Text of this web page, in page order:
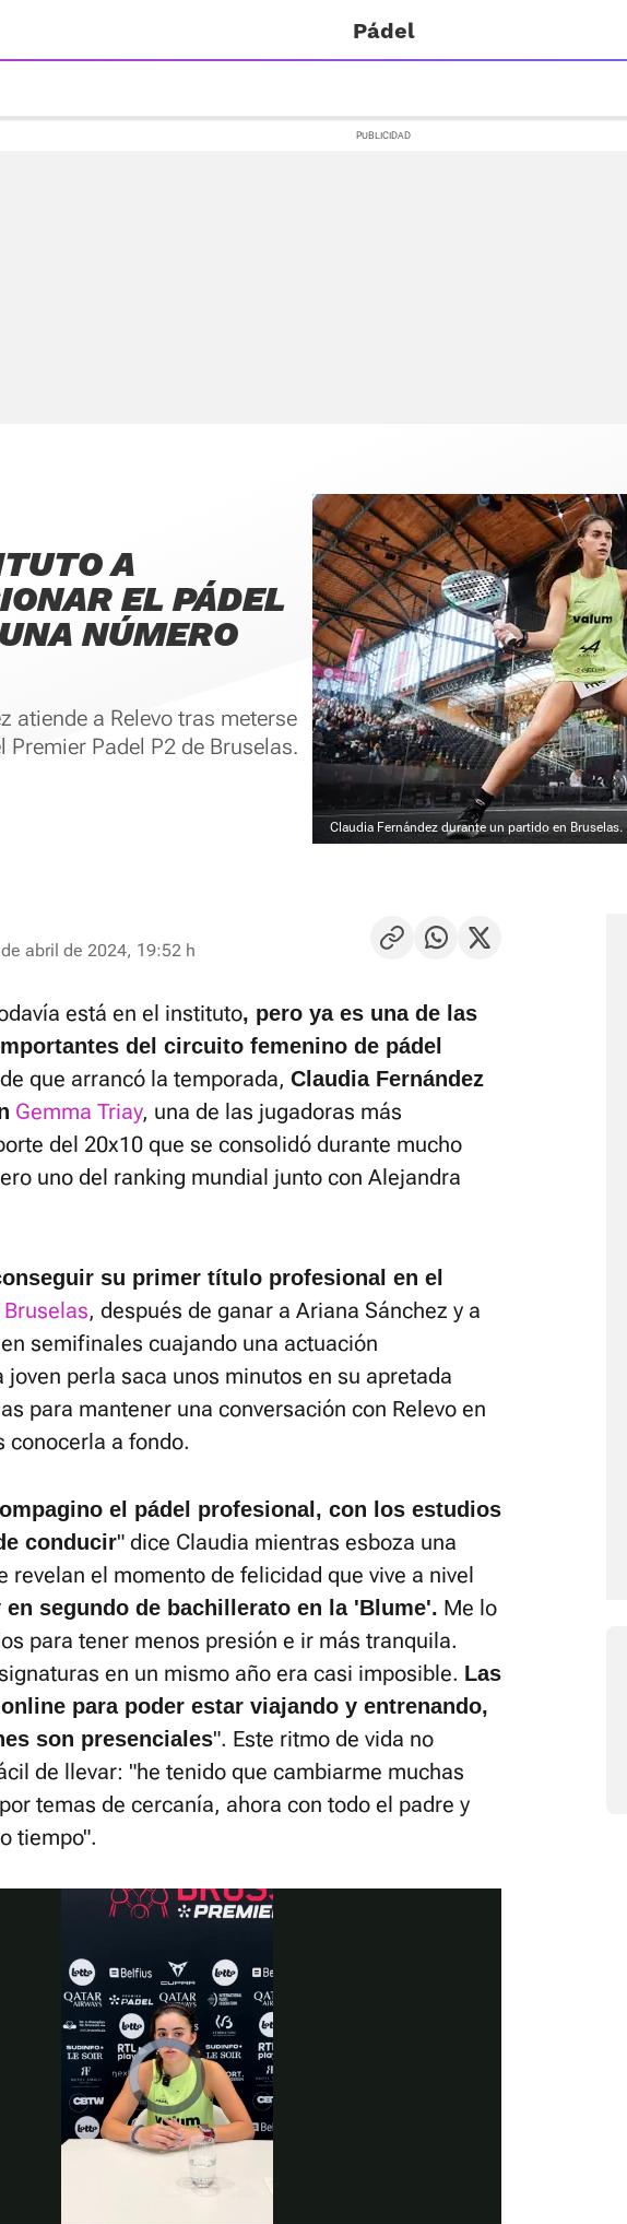
Pádel
A
EL PÁDEL
NÚMERO
atiende a Relevo tras meterse
Premier Padel P2 de Bruselas.
Claudia Fernández durante un partido en Bruselas.
abril de 2024, 19:52 h
está en el instituto, pero ya es una de las
del circuito femenino de pádel
que arrancó la temporada, Claudia Fernández
Gemma Triay, una de las jugadoras más
del 20x10 que se consolidó durante mucho
uno del ranking mundial junto con Alejandra
su primer título profesional en el
, después de ganar a Ariana Sánchez y a
semifinales cuajando una actuación
perla saca unos minutos en su apretada
para mantener una conversación con Relevo en
conocerla a fondo.
el pádel profesional, con los estudios
conducir" dice Claudia mientras esboza una
revelan el momento de felicidad que vive a nivel
en segundo de bachillerato en la 'Blume'. Me lo
para tener menos presión e ir más tranquila.
en un mismo año era casi imposible. Las
para poder estar viajando y entrenando,
son presenciales". Este ritmo de vida no
de llevar: "he tenido que cambiarme muchas
temas de cercanía, ahora con todo el padre y
tiempo".
Video
Player
is
loading.